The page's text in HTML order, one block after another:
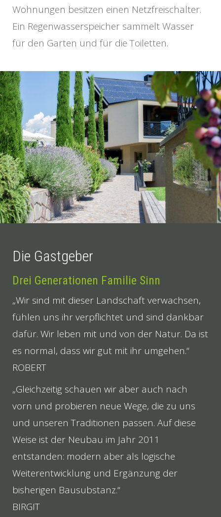
Wohnungen besitzen einen Netzfreischalter.
Ein Regenwasserspeicher sammelt Wasser
für den Garten und für die Toiletten.
Die Gastgeber
Drei Generationen Familie Sinn
„Wir sind mit dieser Landschaft verwachsen,
fühlen uns ihr verpflichtet und sind dankbar
dafür. Wir leben mit und von der Natur. Da ist
es normal, dass wir gut mit ihr umgehen.“
ROBERT
„Gleichzeitig schauen wir aber auch nach
vorn und probieren neue Wege, die zu uns
und unseren Traditionen passen. Auf diese
Weise ist der Neubau im Jahr 2011
entstanden: modern aber als logische
Weiterentwicklung und Ergänzung der
bisherigen Bausubstanz.“
BIRGIT